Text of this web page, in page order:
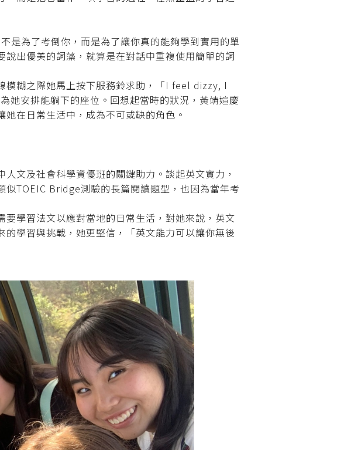
是為了考倒你，而是為了讓你真的能夠學到實用的單
出優美的詞藻，就算是在對話中重複使用簡單的詞
模糊之際她馬上按下服務鈴求助，「I feel dizzy, I
安排能躺下的座位。回想起當時的狀況，黃靖媗慶
在日常生活中，成為不可或缺的角色。
文及社會科學資優班的關鍵助力。談起英文實力，
TOEIC Bridge測驗的長篇閱讀題型，也因為當年考
學習法文以應對當地的日常生活，對她來說，英文
學習與挑戰，她更堅信，「英文能力可以讓你無後